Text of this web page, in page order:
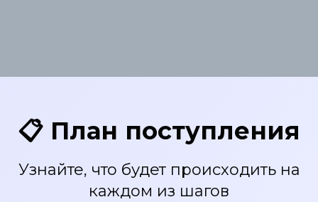
📋 План поступления
Узнайте, что будет происходить на
каждом из шагов